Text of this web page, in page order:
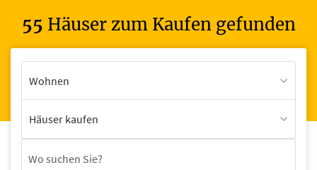
55 Häuser zum Kaufen gefunden
Wohnen
Häuser kaufen